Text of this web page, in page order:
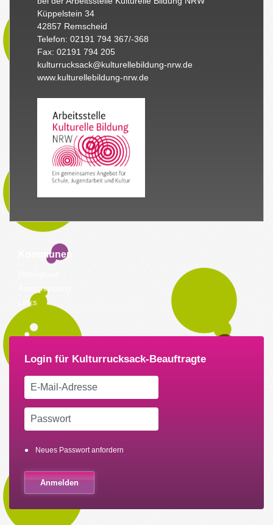
Küppelstein 34
42857 Remscheid
Telefon: 02191 794 367/-368
Fax: 02191 794 205
kulturrucksack@kulturellebildung-nrw.de
www.kulturellebildung-nrw.de
Kommunen
Ausschreibung
Links
Neues Passwort anfordern